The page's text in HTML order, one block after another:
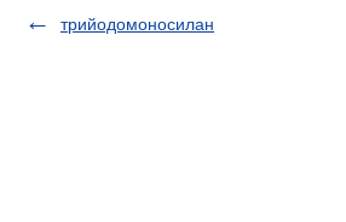
трийодомоносилан